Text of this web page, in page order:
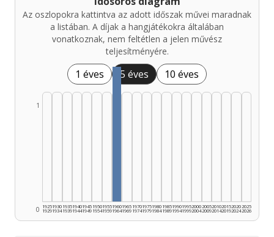
Az oszlopokra kattintva az adott időszak művei maradnak
a listában. A díjak a hangjátékokra általában
vonatkoznak, nem feltétlen a jelen művész
teljesítményére.
1 éves 5 éves 10 éves
0
1
1925
1929
1930
1934
1935
1939
1940
1944
1945
1949
1950
1954
1955
1959
1960
1964
1965
1969
1970
1974
1975
1979
1980
1984
1985
1989
1990
1994
1995
1999
2000
2004
2005
2009
2010
2014
2015
2019
2020
2024
2025
2026